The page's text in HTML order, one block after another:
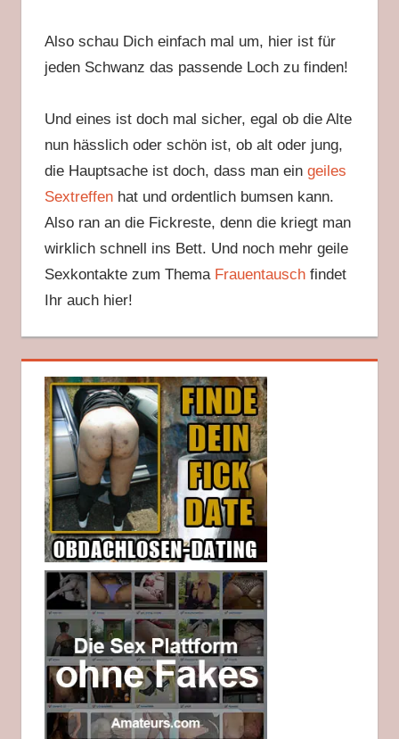
Also schau Dich einfach mal um, hier ist für
jeden Schwanz das passende Loch zu finden!
Und eines ist doch mal sicher, egal ob die Alte
nun hässlich oder schön ist, ob alt oder jung,
die Hauptsache ist doch, dass man ein geiles
Sextreffenhat und ordentlich bumsen kann.
Also ran an die Fickreste, denn die kriegt man
wirklich schnell ins Bett. Und noch mehr geile
Sexkontakte zum Thema Frauentauschfindet
Ihr auch hier!